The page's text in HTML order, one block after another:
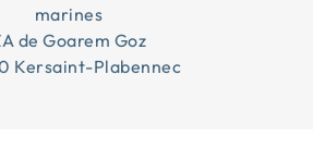
marines
de Goarem Goz
Kersaint-Plabennec